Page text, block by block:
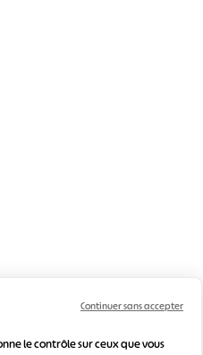
le contrôle sur ceux que vous
Continuer sans accepter